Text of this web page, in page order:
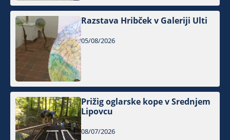
Razstava Hribček v Galeriji Ulti
05/08/2026
Prižig oglarske kope v Srednjem
Lipovcu
08/07/2026